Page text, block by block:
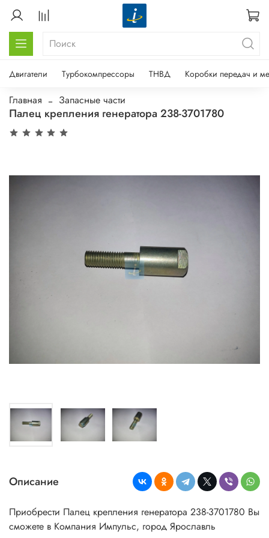
Двигатели Турбокомпрессоры ТНВД Коробки передач и
Главная Запасные части
Палец крепления генератора 238-3701780
Описание
Приобрести Палец крепления генератора 238-3701780 Вы
сможете в Компания Импульс, город Ярославль